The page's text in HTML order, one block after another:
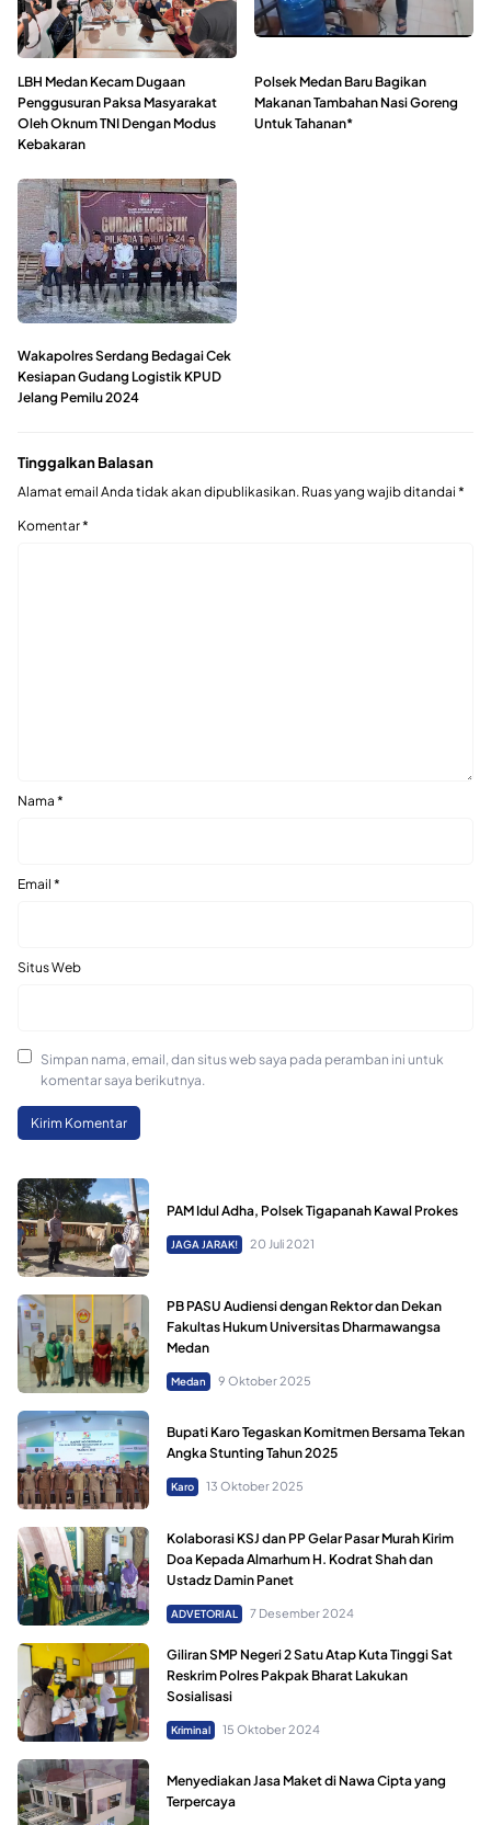
LBH Medan Kecam Dugaan
Penggusuran Paksa Masyarakat
Oleh Oknum TNI Dengan Modus
Kebakaran
Polsek Medan Baru Bagikan
Makanan Tambahan Nasi Goreng
Untuk Tahanan*
Wakapolres Serdang Bedagai Cek
Kesiapan Gudang Logistik KPUD
Jelang Pemilu 2024
Tinggalkan Balasan
Alamat email Anda tidak akan dipublikasikan. Ruas yang wajib ditandai *
Komentar*
Nama *
Email *
Situs Web
Simpan nama, email, dan situs web saya pada peramban ini untuk
komentar saya berikutnya.
PAM Idul Adha, Polsek Tigapanah Kawal Prokes
JAGA JARAK! 20 Juli 2021
PB PASU Audiensi dengan Rektor dan Dekan
Fakultas Hukum Universitas Dharmawangsa
Medan
Medan 9 Oktober 2025
Bupati Karo Tegaskan Komitmen Bersama Tekan
Angka Stunting Tahun 2025
Karo 13 Oktober 2025
Kolaborasi KSJ dan PP Gelar Pasar Murah Kirim
Doa Kepada Almarhum H. Kodrat Shah dan
Ustadz Damin Panet
ADVETORIAL 7 Desember 2024
Giliran SMP Negeri 2 Satu Atap Kuta Tinggi Sat
Reskrim Polres Pakpak Bharat Lakukan
Sosialisasi
Kriminal 15 Oktober 2024
Menyediakan Jasa Maket di Nawa Cipta yang
Terpercaya